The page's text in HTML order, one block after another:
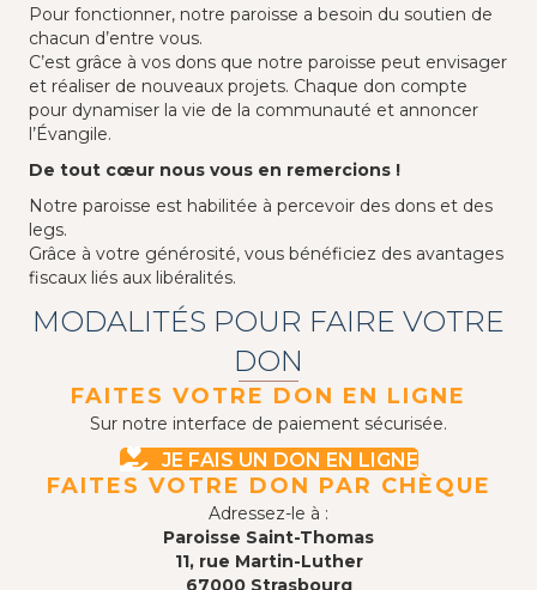
Pour fonctionner, notre paroisse a besoin du soutien de
chacun d’entre vous.
C’est grâce à vos dons que notre paroisse peut envisager
et réaliser de nouveaux projets. Chaque don compte
pour dynamiser la vie de la communauté et annoncer
l’Évangile.
De tout cœur nous vous en remercions !
Notre paroisse est habilitée à percevoir des dons et des
legs.
Grâce à votre générosité, vous bénéficiez des avantages
fiscaux liés aux libéralités.
MODALITÉS POUR FAIRE VOTRE
DON
FAITES VOTRE DON EN LIGNE
Sur notre interface de paiement sécurisée.
JE FAIS UN DON EN LIGNE
FAITES VOTRE DON PAR CHÈQUE
Adressez-le à :
Paroisse Saint-Thomas
11, rue Martin-Luther